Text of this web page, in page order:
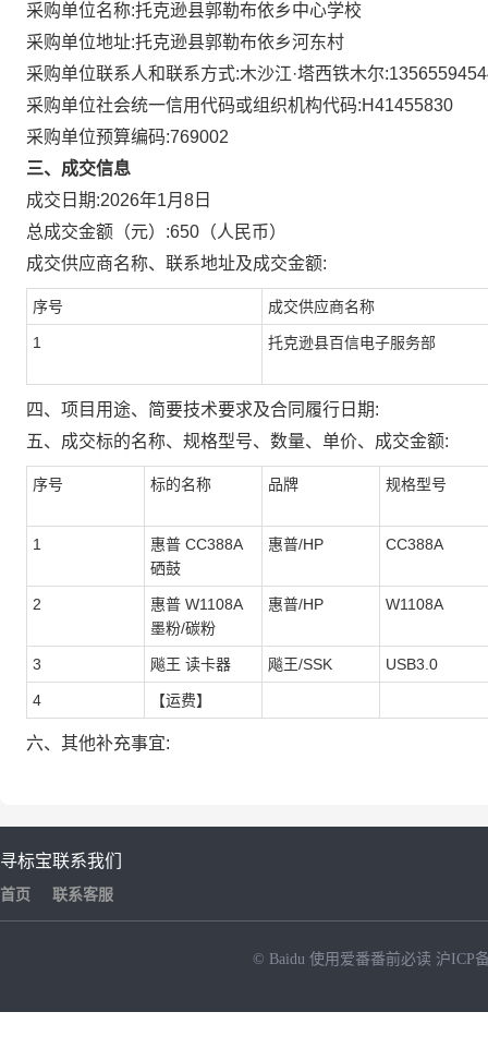
采购单位名称:托克逊县郭勒布依乡中心学校
采购单位地址:托克逊县郭勒布依乡河东村
采购单位联系人和联系方式:木沙江·塔西铁木尔
采购单位社会统一信用代码或组织机构代码:H41455830
采购单位预算编码:769002
三、成交信息
成交日期:2026年1月8日
总成交金额（元）:650 （人民币）
成交供应商名称、联系地址及成交金额:
序号 成交供应商名称
1 托克逊县百信电子服务部
四、项目用途、简要技术要求及合同履行日期:
五、成交标的名称、规格型号、数量、单价、成交金额:
序号 标的名称 品牌 规格型号
1
惠普 CC388A
硒鼓
惠普/HP CC388A
2
惠普 W1108A
墨粉/碳粉
惠普/HP W1108A
3 飚王 读卡器 飚王/SSK USB3.0
4 【运费】
六、其他补充事宜:
寻标宝
首页
联系我们
联系客服
© Baidu 使用爱番番前必读 沪ICP